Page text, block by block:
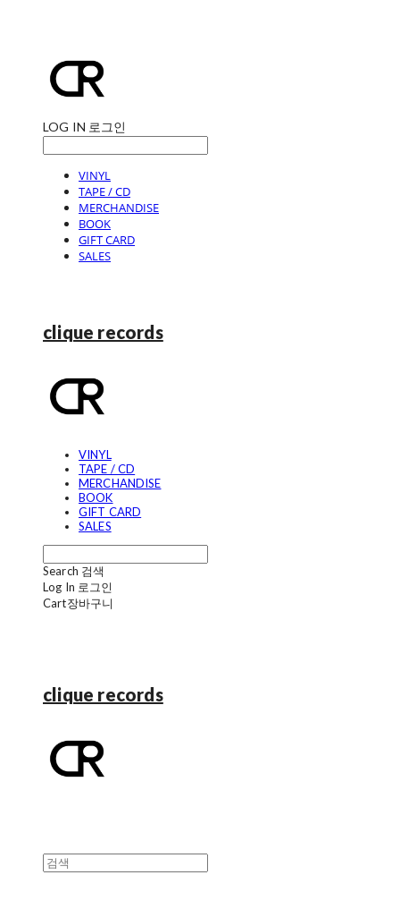
LOG IN 로그인
VINYL
TAPE / CD
MERCHANDISE
BOOK
GIFT CARD
SALES
clique records
VINYL
TAPE / CD
MERCHANDISE
BOOK
GIFT CARD
SALES
Search 검색
Log In 로그인
Cart장바구니
clique records